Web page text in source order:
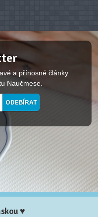
a přínosné články.
Naučmese.
♥